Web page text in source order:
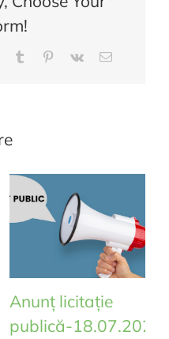
Tumblr Pinterest
Vk
E-
Anunț licitație
publică-18.07.2025